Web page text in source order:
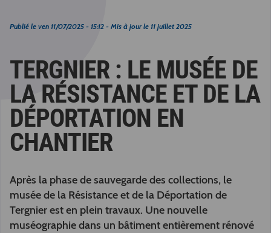
Publié le ven 11/07/2025 - 15:12 - Mis à jour le 11 juillet 2025
TERGNIER : LE MUSÉE DE
LA RÉSISTANCE ET DE LA
DÉPORTATION EN
CHANTIER
Après la phase de sauvegarde des collections, le
musée de la Résistance et de la Déportation de
Tergnier est en plein travaux. Une nouvelle
muséographie dans un bâtiment entièrement rénové